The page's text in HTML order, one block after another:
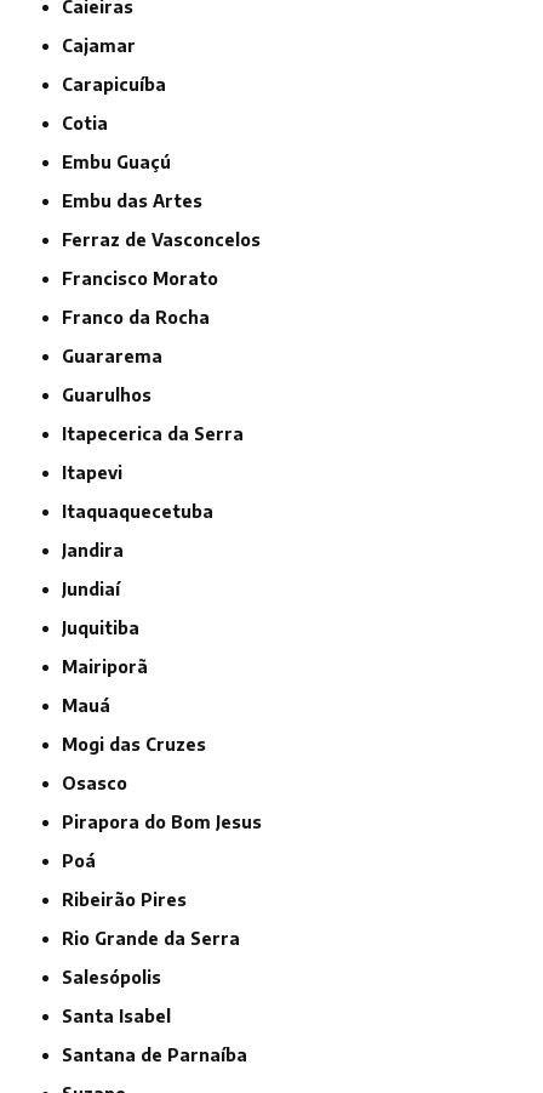
Caieiras
Cajamar
Carapicuíba
Cotia
Embu Guaçú
Embu das Artes
Ferraz de Vasconcelos
Francisco Morato
Franco da Rocha
Guararema
Guarulhos
Itapecerica da Serra
Itapevi
Itaquaquecetuba
Jandira
Jundiaí
Juquitiba
Mairiporã
Mauá
Mogi das Cruzes
Osasco
Pirapora do Bom Jesus
Poá
Ribeirão Pires
Rio Grande da Serra
Salesópolis
Santa Isabel
Santana de Parnaíba